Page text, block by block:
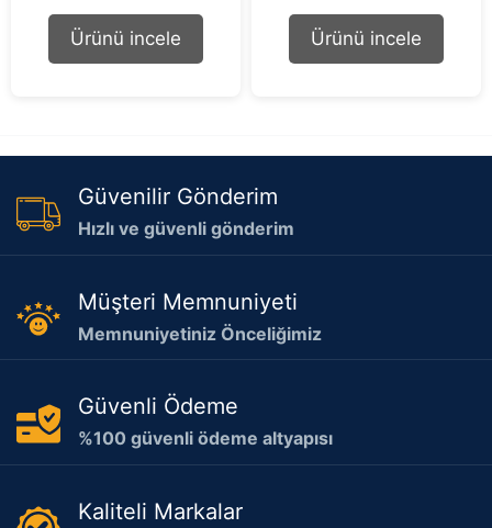
Ürünü incele
o
f
Ürünü incele
Güvenilir Gönderim
Hızlı ve güvenli gönderim
Müşteri Memnuniyeti
Memnuniyetiniz Önceliğimiz
Güvenli Ödeme
%100 güvenli ödeme altyapısı
Kaliteli Markalar